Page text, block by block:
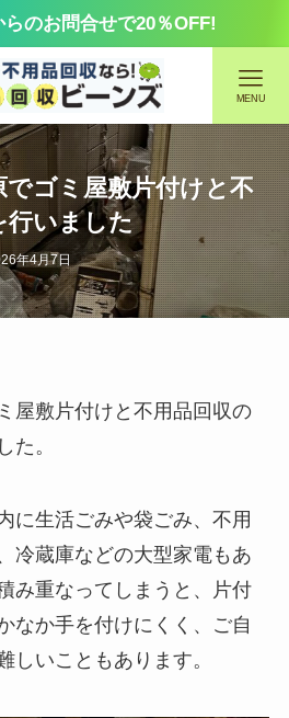
のお問合せで20％OFF!
MENU
でゴミ屋敷片付けと不
行いました
年4月7日
屋敷片付けと不用品回収の
た。
に生活ごみや袋ごみ、不用
冷蔵庫などの大型家電もあ
み重なってしまうと、片付
なか手を付けにくく、ご自
しいこともあります。